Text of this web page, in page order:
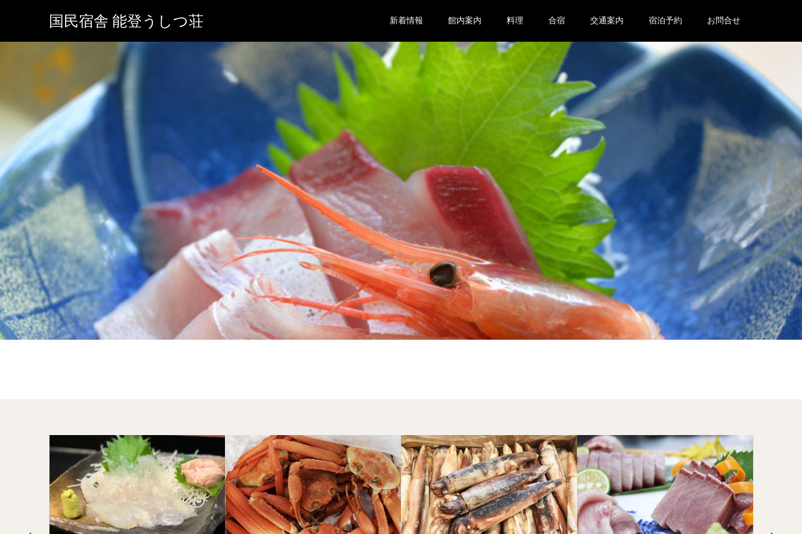
国民宿舎 能登うしつ荘 新着情報 館内案内 料理 合宿 交通案内 宿泊予約 お問合せ